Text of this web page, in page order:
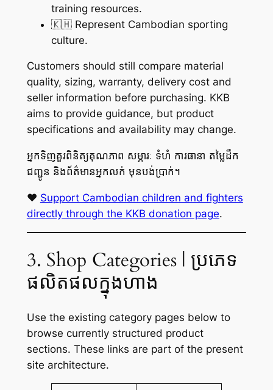
training resources.
🇰🇭 Represent Cambodian sporting
culture.
Customers should still compare material
quality, sizing, warranty, delivery cost and
seller information before purchasing. KKB
aims to provide guidance, but product
specifications and availability may change.
អ្នកទិញគួរពិនិត្យគុណភាព សម្ភារៈ ទំហំ ការធានា តម្លៃដឹក
ជញ្ជូន និងព័ត៌មានអ្នកលក់ មុនបង់ប្រាក់។
❤️ Support Cambodian children and fighters
directly through the KKB donation page.
3. Shop Categories | ប្រភេទ
ផលិតផលក្នុងហាង
Use the existing category pages below to
browse currently structured product
sections. These links are part of the present
site architecture.